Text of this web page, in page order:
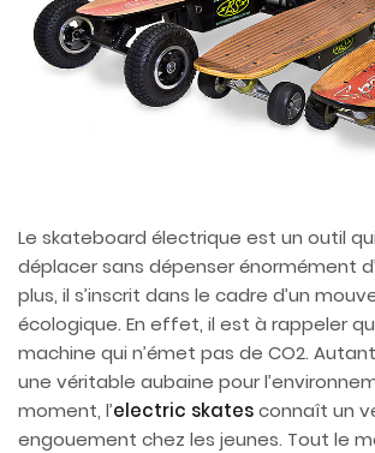
Le skateboard électrique est un outil
déplacer sans dépenser énormément
plus, il s’inscrit dans le cadre d’un
écologique. En effet, il est à rappeler
machine qui n’émet pas de CO2.
une véritable aubaine pour
moment, l’electric skatesconnaît un
engouement chez les jeunes. Tout le